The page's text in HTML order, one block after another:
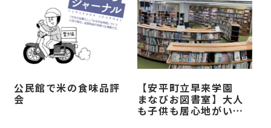
公民館で米の食味品評
会
【安平町立早来学園
まなびお図書室】大人
も子供も居心地がいい